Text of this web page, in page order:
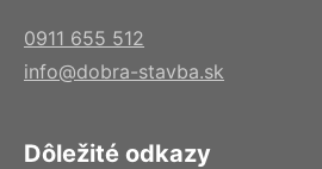
0911 655 512
info@dobra-stavba.sk
Dôležité odkazy